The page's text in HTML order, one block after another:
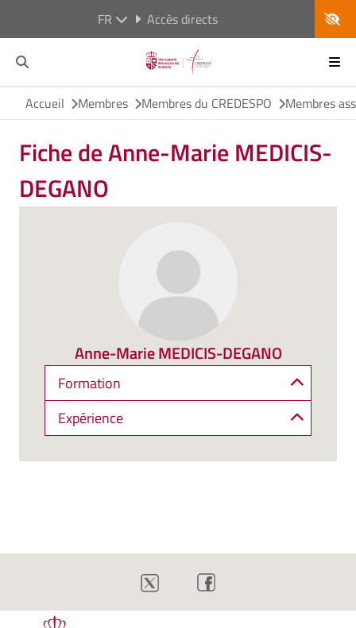
FR Accès directs
Accueil Membres Membres du CREDESPO Membres
Fiche de Anne-Marie MEDICIS-
DEGANO
Anne-Marie MEDICIS-DEGANO
Formation
Expérience